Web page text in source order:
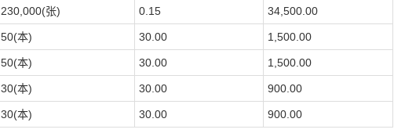
230,000(张) 0.15 34,500.00
50(本) 30.00 1,500.00
50(本) 30.00 1,500.00
30(本) 30.00 900.00
30(本) 30.00 900.00